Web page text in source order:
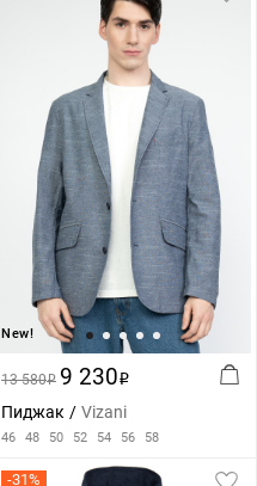
New!
13 580i 9 230i
Пиджак Vizani
46 48 50 52 54 56 58
-31%